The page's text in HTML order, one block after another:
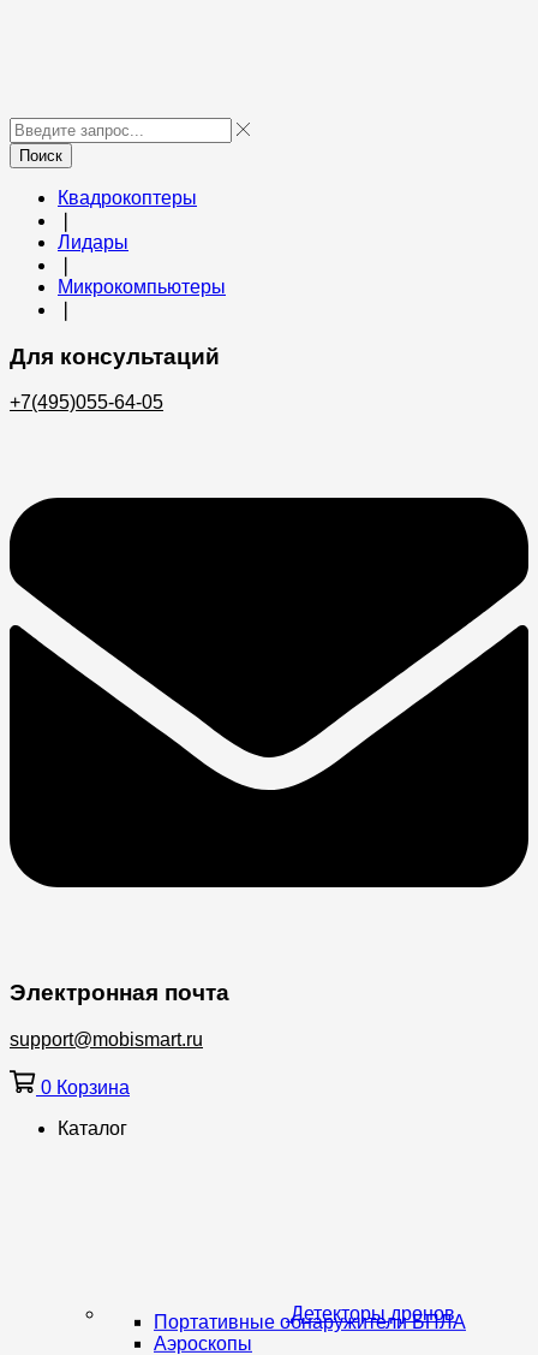
Поиск
Квадрокоптеры
Лидары
Микрокомпьютеры
Для консультаций
+7(495)055-64-05
Электронная почта
support@mobismart.ru
0 Корзина
Каталог
Детекторы дронов
Портативные обнаружители БПЛА
Аэроскопы